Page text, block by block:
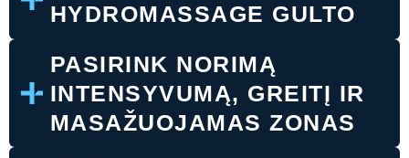
HYDROMASSAGE GULTO
PASIRINK NORIMĄ
INTENSYVUMĄ, GREITĮ IR
MASAŽUOJAMAS ZONAS